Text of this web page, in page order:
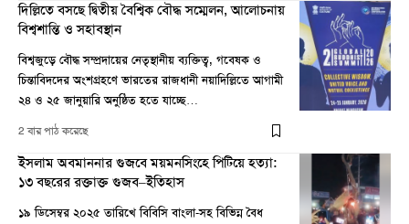
দিল্লিতে বসছে দ্বিতীয় বৈশ্বিক বৌদ্ধ সম্মেলন, আলোচনায়
বিশ্বশান্তি ও সহাবস্থান
বিশ্বজুড়ে বৌদ্ধ সম্প্রদায়ের নেতৃস্থানীয় ব্যক্তিত্ব, গবেষক ও
চিন্তাবিদদের অংশগ্রহণে ভারতের রাজধানী নয়াদিল্লিতে আগামী
২৪ ও ২৫ জানুয়ারি অনুষ্ঠিত হতে যাচ্ছে…
2 বার পাঠ করেছে
ইসলাম অবমাননার গুজবে ময়মনসিংহে পিটিয়ে হত্যা:
১৩ বছরের রক্তাক্ত গুজব–ইতিহাস
১৯ ডিসেম্বর ২০২৫ তারিখে বিবিসি বাংলা-সহ বিভিন্ন বৈধ